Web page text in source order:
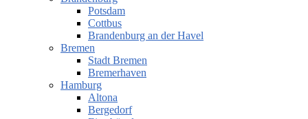
Potsdam
Cottbus
Brandenburg an der Havel
Bremen
Stadt Bremen
Bremerhaven
Hamburg
Altona
Bergedorf